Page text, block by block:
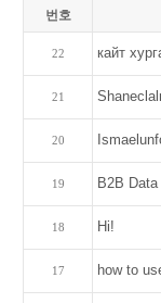
번호
22 кайт
21
20
19 B2B Data
18 Hi!
17 how to